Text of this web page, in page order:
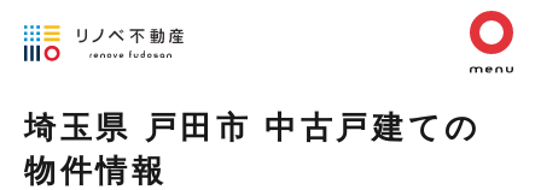
埼玉県 戸田市 中古戸建ての
物件情報